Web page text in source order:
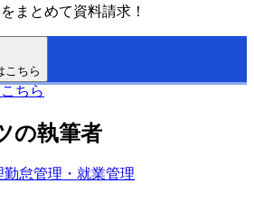
まとめて資料請求！
こちら
ちら
の執筆者
勤怠管理・就業管理